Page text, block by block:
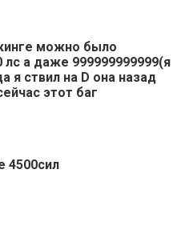
можно было
лс а даже 999999999999(я
я ствил на D она назад
этот баг
4500сил